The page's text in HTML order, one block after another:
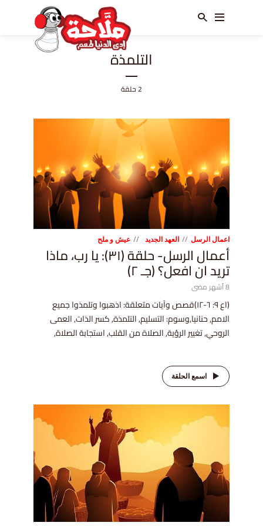
التلمذة
2 حلقة
اعمال الرسل العهد الجديد عيش و ملح
أعمال الرسل- حلقة (٣١): يا رب، ماذا
تريد ان افعل؟ (جـ ٢)
8 أشهر مضى
(اع ٩: ٦-١٢)قصص وآيات متعلقة: اذهبوا وتلمذوا جميع
الامم, حنانيا,وسوم: التسليم, التلمذة, كسر الذات, العمى
الروحي, تغيير الرؤية, الصلاة من القلب, استجابة الصلاة,
اسمع الحلقة